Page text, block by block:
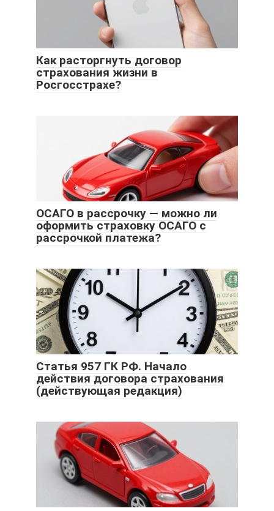
Как расторгнуть договор
страхования жизни в
Росгосстрахе?
ОСАГО в рассрочку — можно ли
оформить страховку ОСАГО с
рассрочкой платежа?
Статья 957 ГК РФ. Начало
действия договора страхования
(действующая редакция)